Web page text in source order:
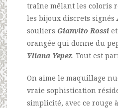
traîne mêlant les coloris
les bijoux discrets signés
souliers Gianvito Rossi
orangée qui donne du
Yliana Yepez. Tout est
On aime le maquillage
vraie sophistication
simplicité, avec ce rouge